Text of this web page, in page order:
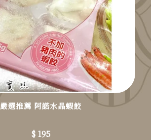
嚴選推薦 阿諾水晶蝦餃
$ 195